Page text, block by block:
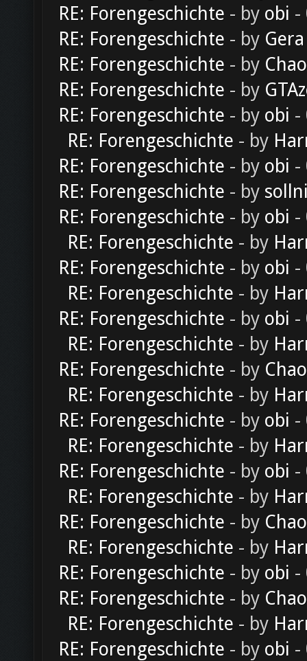
RE: Forengeschichte - by obi -
RE: Forengeschichte - by Gera
RE: Forengeschichte - by
RE: Forengeschichte - by
RE: Forengeschichte - by obi -
RE: Forengeschichte - by
RE: Forengeschichte - by obi -
RE: Forengeschichte - by
RE: Forengeschichte - by obi -
RE: Forengeschichte - by
RE: Forengeschichte - by obi -
RE: Forengeschichte - by
RE: Forengeschichte - by obi -
RE: Forengeschichte - by
RE: Forengeschichte - by
RE: Forengeschichte - by
RE: Forengeschichte - by obi -
RE: Forengeschichte - by
RE: Forengeschichte - by obi -
RE: Forengeschichte - by
RE: Forengeschichte - by
RE: Forengeschichte - by
RE: Forengeschichte - by obi -
RE: Forengeschichte - by
RE: Forengeschichte - by
RE: Forengeschichte - by obi -